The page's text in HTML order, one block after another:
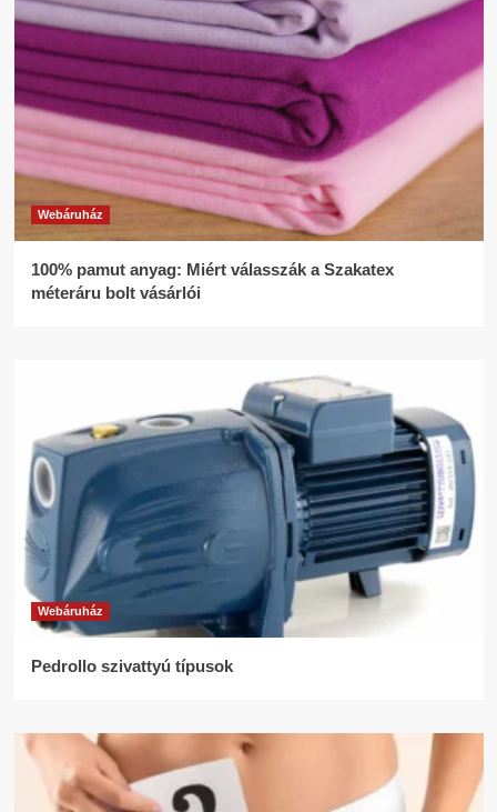
Webáruház
100% pamut anyag: Miért válasszák a Szakatex
méteráru bolt vásárlói
Webáruház
Pedrollo szivattyú típusok